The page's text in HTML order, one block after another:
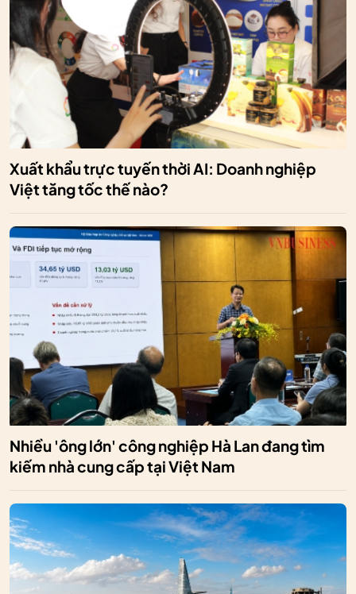
Xuất khẩu trực tuyến thời AI: Doanh nghiệp
Việt tăng tốc thế nào?
Nhiều 'ông lớn' công nghiệp Hà Lan đang tìm
kiếm nhà cung cấp tại Việt Nam